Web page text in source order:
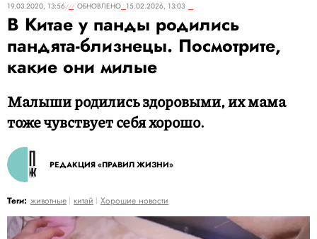
19.03.2020, 13:56
ОБНОВЛЕНО 15.02.2026, 13:03
В Китае у панды родились
пандята-близнецы. Посмотрите,
какие они милые
Малыши родились здоровыми, их мама
тоже чувствует себя хорошо.
РЕДАКЦИЯ «ПРАВИЛ ЖИЗНИ»
Теги: животные китай Хорошие новости